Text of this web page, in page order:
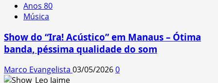
Anos 80
Música
Show do “Ira! Acústico” em Manaus – Ótima
banda, péssima qualidade do som
Marco Evangelista 03/05/20260